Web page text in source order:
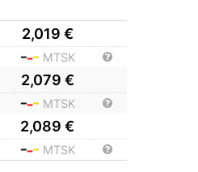
2,019 €
MTSK
2,079 €
MTSK
2,089 €
MTSK